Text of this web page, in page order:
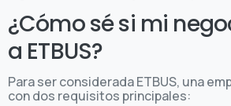
¿Cómo sé si mi
a ETBUS?
Para ser considerada ETBUS, una
con dos requisitos principales: